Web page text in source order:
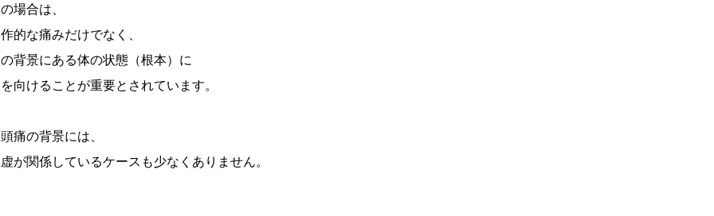
場合は、
的な痛みだけでなく、
背景にある体の状態（根本）に
向けることが重要とされています。
痛の背景には、
が関係しているケースも少なくありません。